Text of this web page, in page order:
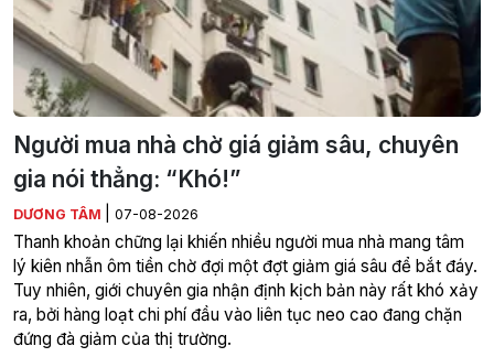
Người mua nhà chờ giá giảm sâu, chuyên
gia nói thẳng: “Khó!”
DƯƠNG TÂM 07-08-2026
Thanh khoản chững lại khiến nhiều người mua nhà mang tâm
lý kiên nhẫn ôm tiền chờ đợi một đợt giảm giá sâu để bắt đáy.
Tuy nhiên, giới chuyên gia nhận định kịch bản này rất khó xảy
ra, bởi hàng loạt chi phí đầu vào liên tục neo cao đang chặn
đứng đà giảm của thị trường.